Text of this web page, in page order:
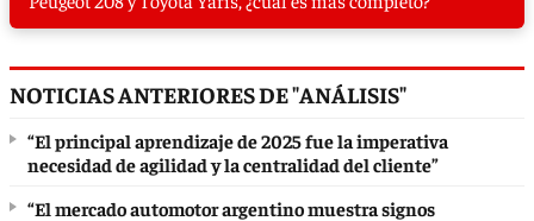
NOTICIAS ANTERIORES DE "ANÁLISIS"
“El principal aprendizaje de 2025 fue la imperativa
necesidad de agilidad y la centralidad del cliente”
“El mercado automotor argentino muestra signos